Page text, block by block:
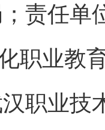
责任单
业教育
职业技